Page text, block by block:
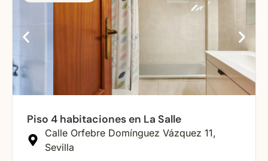
Piso 4 habitaciones en La Salle
Calle Orfebre Domínguez Vázquez 11,
Sevilla